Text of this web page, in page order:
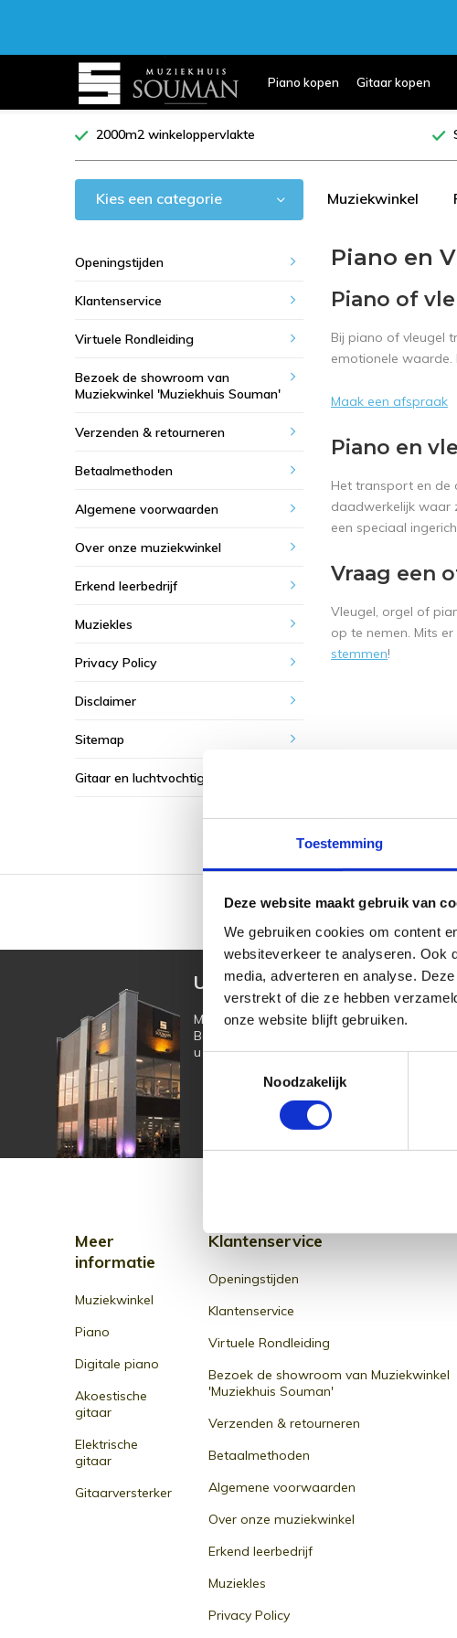
Toestemming
Deze website maakt gebruik van
We gebruiken cookies om content
websiteverkeer te analyseren. Ook
media, adverteren en analyse.
verstrekt of die ze hebben
onze website blijft gebruiken.
Noodzakelijk
Piano kopen Gitaar kopen
2000m2 winkeloppervlakte
Kies een categorie Muziekwinkel
Piano en
Piano of
Bij piano of vleugel
emotionele
Maak een afspraak
Piano en
Het transport en de
daadwerkelijk waar
een speciaal
Vraag een
Vleugel, orgel of
op te nemen. Mits
stemmen!
Openingstijden
Klantenservice
Virtuele Rondleiding
Bezoek de showroom van
Muziekwinkel 'Muziekhuis Souman'
Verzenden & retourneren
Betaalmethoden
Algemene voorwaarden
Over onze muziekwinkel
Erkend leerbedrijf
Muziekles
Privacy Policy
Disclaimer
Sitemap
Gitaar en luchtvochtigheid
2000m2 winkeloppervlakte
Uw muziekwinkel sinds 45
Muziek is tijdloos, maar Muziekhuis
Bestel online op Souman.nl of kom naar
u adviseren over een nieuwe piano of test
Meer
informatie
Muziekwinkel
Piano
Digitale piano
Akoestische
gitaar
Elektrische
gitaar
Gitaarversterker
Klantenservice
Openingstijden
Klantenservice
Virtuele Rondleiding
Bezoek de showroom van Muziekwinkel
'Muziekhuis Souman'
Verzenden & retourneren
Betaalmethoden
Algemene voorwaarden
Over onze muziekwinkel
Erkend leerbedrijf
Muziekles
Privacy Policy